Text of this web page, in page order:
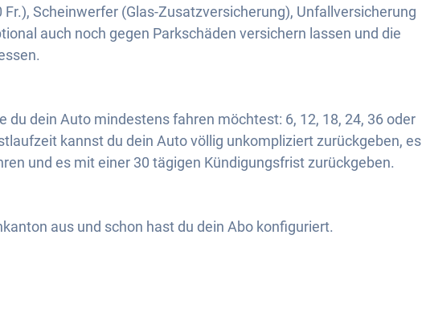
Scheinwerfer (Glas-Zusatzversicherung), Unfallversicherung
auch noch gegen Parkschäden versichern lassen und die
du dein Auto mindestens fahren möchtest: 6, 12, 18, 24, 36 oder
kannst du dein Auto völlig unkompliziert zurückgeben, es
und es mit einer 30 tägigen Kündigungsfrist zurückgeben.
aus und schon hast du dein Abo konfiguriert.